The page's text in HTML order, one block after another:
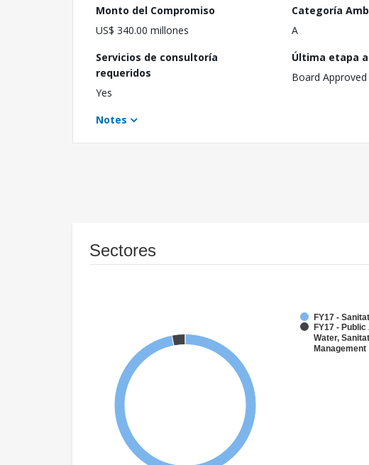
Monto del Compromiso
US$ 340.00 millones
Categoría
A
Servicios de consultoría
requeridos
Yes
Última etapa
Board Approved
Notes
Sectores
FY17 -
FY17 -
Water,
Management